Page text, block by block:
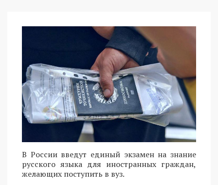
В России введут единый экзамен на знание
русского языка для иностранных граждан,
желающих поступить в вуз.